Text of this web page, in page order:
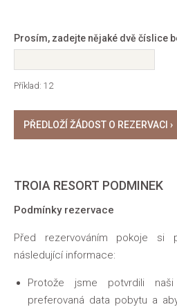
Prosím, zadejte nějaké dvě číslice
Příklad: 12
TROIA RESORT PODMINEK
Podmínky rezervace
Před rezervováním pokoje si
následující informace:
Protože jsme potvrdili
preferovaná data pobytu a